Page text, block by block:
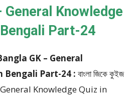
General Knowledge
Part-24
: Bangla GK – General
Bengali Part-24 : বাংলা জিকে কুইজ
General Knowledge Quiz in